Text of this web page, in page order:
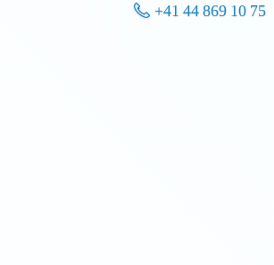
+41 44 869 10 75